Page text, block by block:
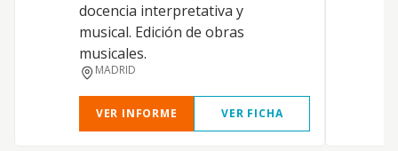
docencia interpretativa y
musical. Edición de obras
musicales.
MADRID
VER INFORME VER FICHA